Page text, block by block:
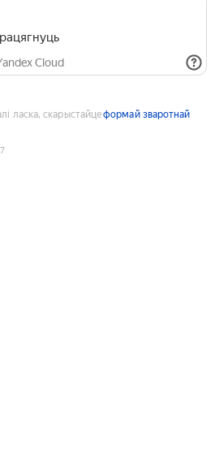
Cloud
ласка, скарыстайцеформай зваротнай